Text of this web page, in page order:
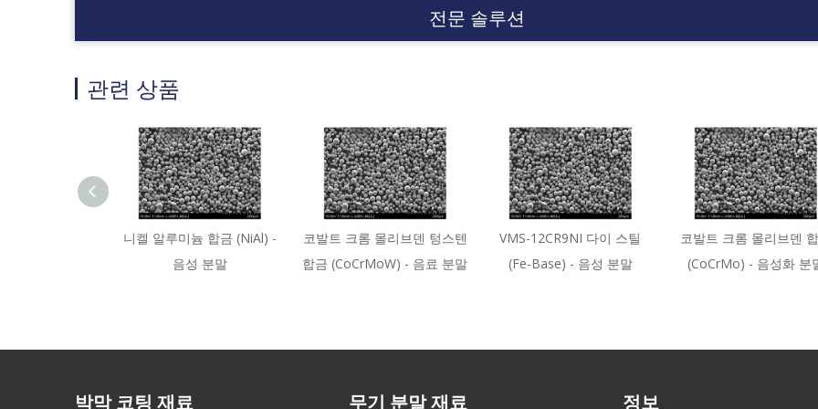
전문 솔루션
관련 상품
니켈 알루미늄 합금 (NiAl) -
음성 분말
코발트 크롬 몰리브덴 텅스텐
합금 (CoCrMoW) - 음료 분말
VMS-12CR9NI 다이 스틸
(Fe-Base) - 음성 분말
코발트 크롬 몰리브덴
(CoCrMo) - 음성화 분
박막 코팅 재료 무기 분말 재료 정보